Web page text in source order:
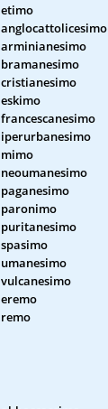
etimo
anglocattolicesimo
arminianesimo
bramanesimo
cristianesimo
eskimo
francescanesimo
iperurbanesimo
mimo
neoumanesimo
paganesimo
paronimo
puritanesimo
spasimo
umanesimo
vulcanesimo
eremo
remo